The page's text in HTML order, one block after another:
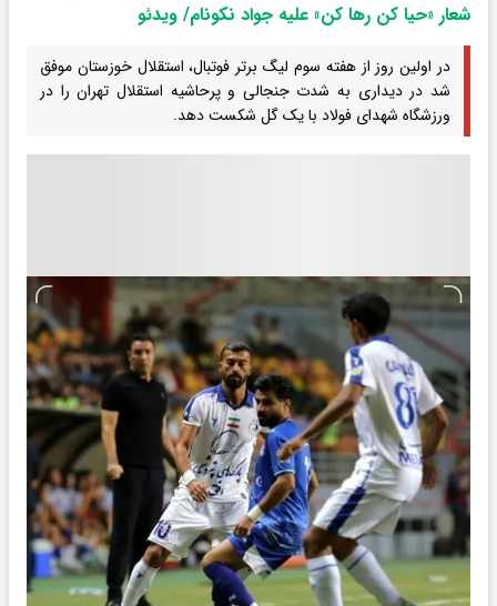
شعار «حیا کن رها کن» علیه جواد نکونام/ ویدئو
در اولین روز از هفته سوم لیگ برتر فوتبال، استقلال خوزستان موفق
شد در دیداری به شدت جنجالی و پرحاشیه استقلال تهران را در
ورزشگاه شهدای فولاد با یک گل شکست دهد.